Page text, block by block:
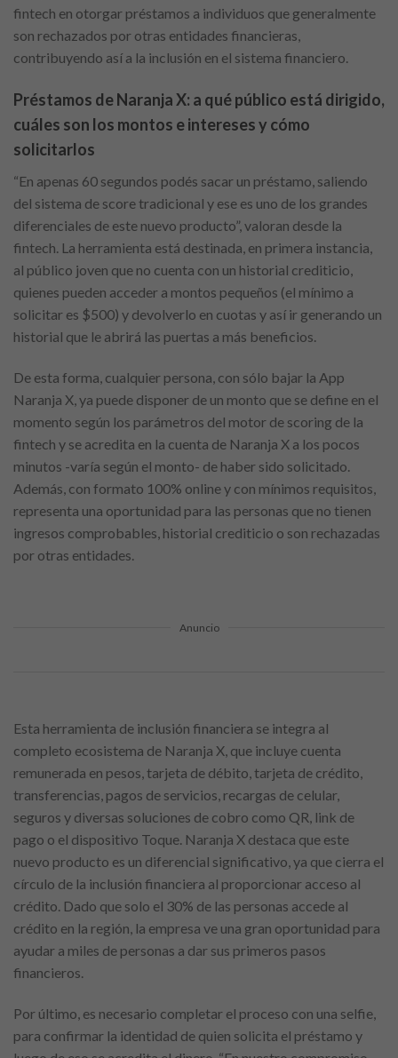
fintech en otorgar préstamos a individuos que generalmente
son rechazados por otras entidades financieras,
contribuyendo así a la inclusión en el sistema financiero.
Préstamos de Naranja X: a qué público está dirigido,
cuáles son los montos e intereses y cómo
solicitarlos
“En apenas 60 segundos podés sacar un préstamo, saliendo
del sistema de score tradicional y ese es uno de los grandes
diferenciales de este nuevo producto”, valoran desde la
fintech. La herramienta está destinada, en primera instancia,
al público joven que no cuenta con un historial crediticio,
quienes pueden acceder a montos pequeños (el mínimo a
solicitar es $500) y devolverlo en cuotas y así ir generando un
historial que le abrirá las puertas a más beneficios.
De esta forma, cualquier persona, con sólo bajar la App
Naranja X, ya puede disponer de un monto que se define en el
momento según los parámetros del motor de scoring de la
fintech y se acredita en la cuenta de Naranja X a los pocos
minutos -varía según el monto- de haber sido solicitado.
Además, con formato 100% online y con mínimos requisitos,
representa una oportunidad para las personas que no tienen
ingresos comprobables, historial crediticio o son rechazadas
por otras entidades.
Anuncio
Esta herramienta de inclusión financiera se integra al
completo ecosistema de Naranja X, que incluye cuenta
remunerada en pesos, tarjeta de débito, tarjeta de crédito,
transferencias, pagos de servicios, recargas de celular,
seguros y diversas soluciones de cobro como QR, link de
pago o el dispositivo Toque. Naranja X destaca que este
nuevo producto es un diferencial significativo, ya que cierra el
círculo de la inclusión financiera al proporcionar acceso al
crédito. Dado que solo el 30% de las personas accede al
crédito en la región, la empresa ve una gran oportunidad para
ayudar a miles de personas a dar sus primeros pasos
financieros.
Por último, es necesario completar el proceso con una selfie,
para confirmar la identidad de quien solicita el préstamo y